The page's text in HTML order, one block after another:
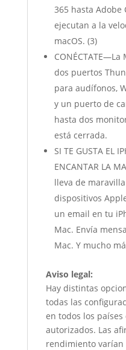
365 hasta Adobe
ejecutan a la
macOS. (3)
CONÉCTATE—La
dos puertos
para audífonos,
y un puerto de
hasta dos
está cerrada.
SI TE GUSTA EL
ENCANTAR LA
lleva de
dispositivos
un email en tu
Mac. Envía
Mac. Y mucho
Aviso legal:
Hay distintas
todas las
en todos los
autorizados. Las
rendimiento varían